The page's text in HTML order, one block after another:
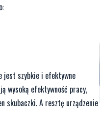
jest szybkie i efektywne
wysoką efektywność pracy,
skubaczki. A resztę urządzenie